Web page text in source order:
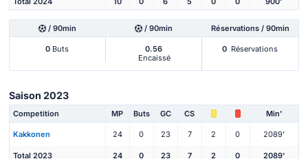
/ 90min / 90min Réservations / 90min
0 Buts
0.56
Encaissé
0 Réservations
Saison 2023
Competition MP Buts GC CS Min'
Kakkonen 24 0 23 7 2 0 2089'
Total 2023 24 0 23 7 2 0 2089'